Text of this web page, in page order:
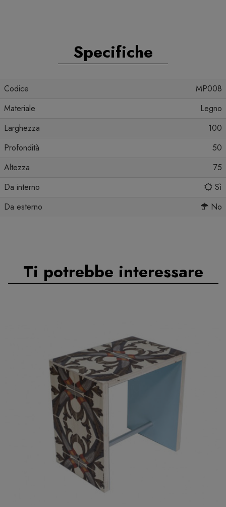
Specifiche
Codice
MP008
Materiale
Legno
Larghezza
100
Profondità
50
Altezza
75
Da interno
Sì
Da esterno
No
Ti potrebbe interessare